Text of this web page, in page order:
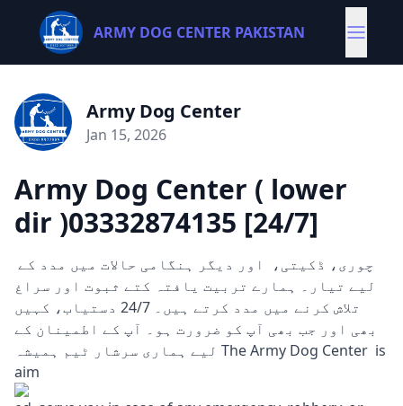
ARMY DOG CENTER PAKISTAN
Army Dog Center
Jan 15, 2026
Army Dog Center ( lower
dir )03332874135 [24/7]
لیے تیار۔ ہمارے تربیت یافتہ کتے ثبوت اور سراغ
تلاش کرنے میں مدد کرتے ہیں۔ 24/7 دستیاب، کہیں
بھی اور جب بھی آپ کو ضرورت ہو۔ آپ کے اطمینان کے
لیے ہماری سرشار ٹیم ہمیشہ The Army Dog Center is
aim